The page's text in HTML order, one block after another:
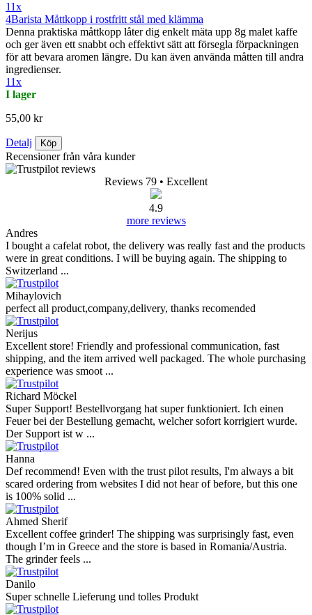
11x
4Barista Måttkopp i rostfritt stål med klämma
Denna praktiska måttkopp låter dig enkelt mäta upp 8g malet kaffe
och ger även ett snabbt och effektivt sätt att försegla förpackningen
för att bevara aromen längre. Du kan även använda måtten till andra
ingredienser.
11x
I lager
55,00 kr
Detalj Köp
Recensioner från våra kunder
Reviews 79 • Excellent
4.9
more reviews
Andres
I bought a cafelat robot, the delivery was really fast and the products
were in great conditions. I will be buying again. The shipping to
Switzerland ...
Mihaylovich
perfect all product,company,delivery, thanks recomended
Nerijus
Excellent store! Friendly and professional communication, fast
shipping, and the item arrived well packaged. The whole purchasing
experience was smoot ...
Richard Möckel
Super Support! Bestellvorgang hat super funktioniert. Ich einen
Feuer bei der Bestellung gemacht, welcher sofort korrigiert wurde.
Der Support ist w ...
Hanna
Def recommend! Even with the trust pilot results, I'm always a bit
scared ordering from websites I did not hear of before, but this one
is 100% solid ...
Ahmed Sherif
Excellent coffee grinder! The shipping was surprisingly fast, even
though I’m in Greece and the store is based in Romania/Austria.
The grinder feels ...
Danilo
Super schnelle Lieferung und tolles Produkt